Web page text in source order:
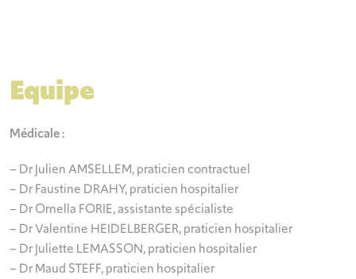
Equipe
Médicale :
– Dr Julien AMSELLEM, praticien contractuel
– Dr Faustine DRAHY, praticien hospitalier
– Dr Ornella FORIE, assistante spécialiste
– Dr Valentine HEIDELBERGER, praticien hospitalier
– Dr Juliette LEMASSON, praticien hospitalier
– Dr Maud STEFF, praticien hospitalier